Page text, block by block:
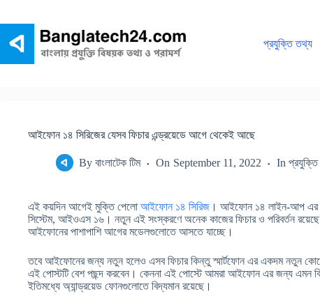
প্রযুক্তি তথ্য
আইফোন ১৪ সিরিজের যেসব ফিচার এন্ড্রয়েডে আগে থেকেই আছে
By বাংলাটেক টিম On September 11, 2022 In প্রযুক্তি
এই কয়দিন আগেই মুক্তি পেলো আইফোন ১৪ সিরিজ । আইফোন ১৪ লাইন-আপ এর
সিস্টেম, আইওএস ১৬। নতুন এই সংস্করণে অনেক কাজের ফিচার ও পরিবর্তন
আইফোনের পাশাপাশি আগের মডেলগুলোতে আসতে যাচ্ছে।
তবে আইফোনের জন্য নতুন হলেও এসব ফিচার কিন্তু স্মার্টফোন এর একদম নতুন কোনো
এই পোস্টটি বেশ পছন্দ করবেন। কেননা এই পোস্টে আমরা আইফোন এর জন্য এমন
ইতিমধ্যে অ্যান্ড্রয়েড ফোনগুলোতে বিদ্যমান রয়েছে।